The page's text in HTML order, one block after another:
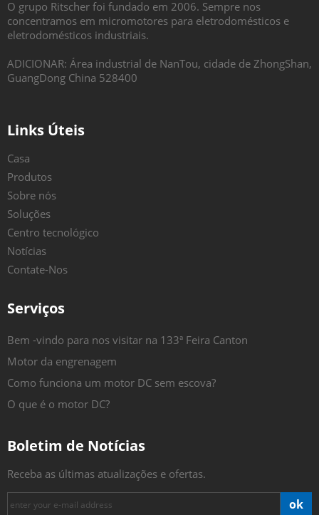
O grupo Ritscher foi fundado em 2006. Sempre nos
concentramos em micromotores para eletrodomésticos e
eletrodomésticos industriais.
ADICIONAR: Área industrial de NanTou, cidade de ZhongShan,
GuangDong China 528400
Links Úteis
Casa
Produtos
Sobre nós
Soluções
Centro tecnológico
Notícias
Contate-Nos
Serviços
Bem -vindo para nos visitar na 133ª Feira Canton
Motor da engrenagem
Como funciona um motor DC sem escova?
O que é o motor DC?
Boletim de Notícias
Receba as últimas atualizações e ofertas.
ok